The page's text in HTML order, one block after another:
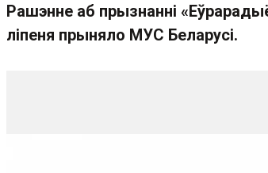
Рашэнне аб прызнанні
ліпеня прыняло МУС Беларусі.